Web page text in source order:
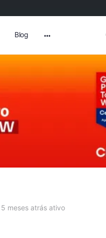
Blog
options
5 meses atrás ativo